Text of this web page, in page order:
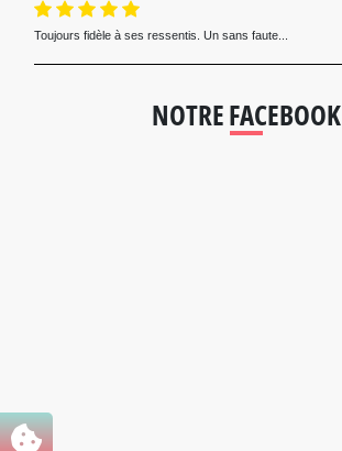
Toujours fidèle à ses ressentis. Un sans faute...
NOTRE FACEBOOK